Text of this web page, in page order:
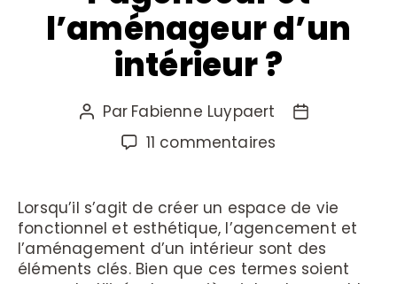
l’aménageur d’un
intérieur ?
Par Fabienne Luypaert
11 commentaires
Lorsqu’il s’agit de créer un espace de vie
fonctionnel et esthétique, l’agencement et
l’aménagement d’un intérieur sont des
éléments clés. Bien que ces termes soient